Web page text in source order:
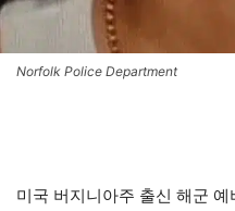
Norfolk Police Department
미국 버지니아주 출신 해군